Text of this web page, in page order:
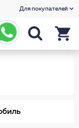
Для покупателей